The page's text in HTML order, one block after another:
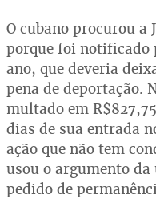
O cubano procurou a
porque foi notificado
ano, que deveria
pena de deportação.
multado em
dias de sua entrada
ação que não tem
usou o argumento
pedido de